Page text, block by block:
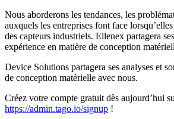
Nous aborderons les tendances, les
auxquels les entreprises font face
des capteurs industriels. Ellenex partagera
expérience en matière de conception
Device Solutions partagera ses analyses et
de conception matérielle avec nous.
Créez votre compte gratuit dès aujourd’hui
https://admin.tago.io/signup !